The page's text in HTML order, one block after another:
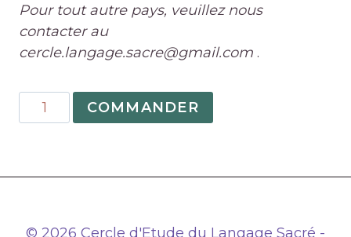
Pour tout autre pays, veuillez nous
contacter au
cercle.langage.sacre@gmail.com .
quantité
de
Tome
COMMANDER
© 2026 Cercle d'Etude du Langage Sacré -